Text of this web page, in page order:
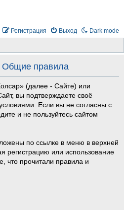
Dark mode
Выход
Регистрация
Общие правила
(далее - Сайте) или
вы подтверждаете своё
Если вы не согласны с
и не пользуйтесь сайтом
по ссылке в меню в верхней
регистрацию или использование
что прочитали правила и